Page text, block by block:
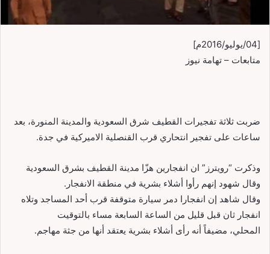
[04/يوليو/2016م]
متابعات – تهامة نيوز
ضربت ثلاثة تفجيرات القطيف شرق السعودية والمدينة المنورة، بعد
ساعات على تفجير انتحاري قرب القنصلية الاميركية في جدة.
وذكرت “رويترز” ان انفجارين هزّا مدينة القطيف بشرق السعودية
وقال شهود إنهم رأوا أشلاء بشرية في منطقة الانفجار.
وقال شاهد إن انفجارا دمر سيارة متوقفة قرب أحد المساجد وتلاه
انفجار ثان قبل قليل من الساعة السابعة مساء بالتوقيت
المحلي، مضيفاً أنه رأى أشلاء بشرية يعتقد أنها من جثة مهاجم.